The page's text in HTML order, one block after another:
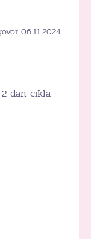
06.11.2024
dan cikla